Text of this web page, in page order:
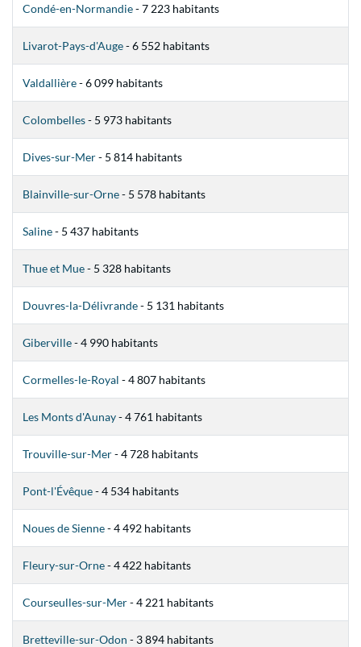
Condé-en-Normandie- 7 223 habitants
Livarot-Pays-d'Auge- 6 552 habitants
Valdallière- 6 099 habitants
Colombelles- 5 973 habitants
Dives-sur-Mer- 5 814 habitants
Blainville-sur-Orne- 5 578 habitants
Saline- 5 437 habitants
Thue et Mue- 5 328 habitants
Douvres-la-Délivrande- 5 131 habitants
Giberville- 4 990 habitants
Cormelles-le-Royal - 4 807 habitants
Les Monts d'Aunay- 4 761 habitants
Trouville-sur-Mer- 4 728 habitants
Pont-l'Évêque- 4 534 habitants
Noues de Sienne- 4 492 habitants
Fleury-sur-Orne- 4 422 habitants
Courseulles-sur-Mer- 4 221 habitants
Bretteville-sur-Odon - 3 894 habitants